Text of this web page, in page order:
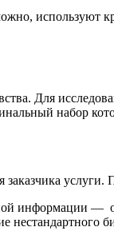
используют
Для
набор
услуги.
информации —